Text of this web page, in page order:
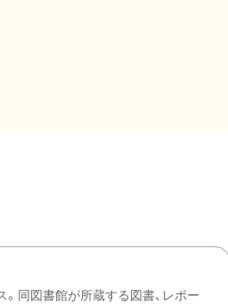
同図書館が所蔵する図書、レポー